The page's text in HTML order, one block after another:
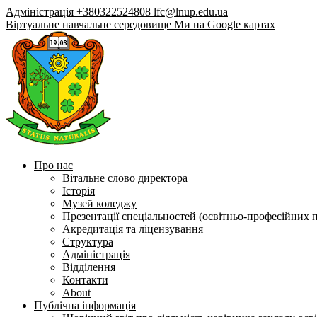
Адміністрація +380322524808 lfc@lnup.edu.ua
Віртуальне навчальне середовище Ми на Google картах
Про нас
Вітальне слово директора
Історія
Музей коледжу
Презентації спеціальностей (освітньо-професійних
Акредитація та ліцензування
Структура
Адміністрація
Відділення
Контакти
About
Публічна інформація